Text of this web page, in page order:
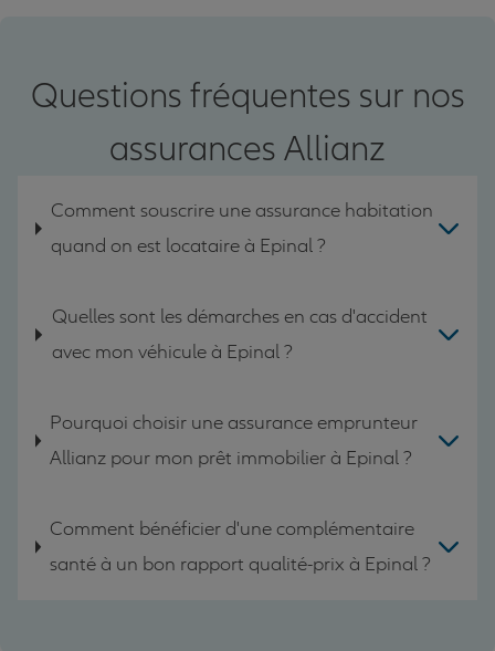
Questions fréquentes sur nos
assurances Allianz
Comment souscrire une assurance habitation
quand on est locataire à Epinal ?
Quelles sont les démarches en cas d'accident
avec mon véhicule à Epinal ?
Pourquoi choisir une assurance emprunteur
Allianz pour mon prêt immobilier à Epinal ?
Comment bénéficier d'une complémentaire
santé à un bon rapport qualité-prix à Epinal ?